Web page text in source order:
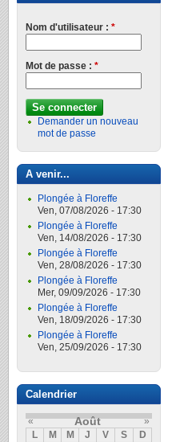
Nom d'utilisateur : *
Mot de passe : *
Demander un nouveau
mot de passe
A venir...
Plongée à Floreffe
Ven, 07/08/2026 - 17:30
Plongée à Floreffe
Ven, 14/08/2026 - 17:30
Plongée à Floreffe
Ven, 28/08/2026 - 17:30
Plongée à Floreffe
Mer, 09/09/2026 - 17:30
Plongée à Floreffe
Ven, 18/09/2026 - 17:30
Plongée à Floreffe
Ven, 25/09/2026 - 17:30
Calendrier
« Août
»
L
M M J V S
D